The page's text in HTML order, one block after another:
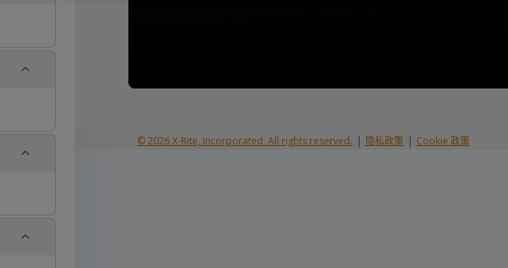
折叠
折叠
折叠
© 2026 X-Rite, Incorporated. All rights reserved. | 隐私政策| Cookie 政策